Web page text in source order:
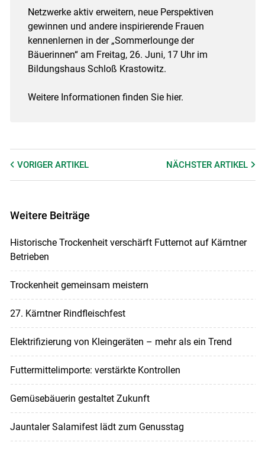
Netzwerke aktiv erweitern, neue Perspektiven
gewinnen und andere inspirierende Frauen
kennenlernen in der „Sommerlounge der
Bäuerinnen“ am Freitag, 26. Juni, 17 Uhr im
Bildungshaus Schloß Krastowitz.
Weitere Informationen finden Sie hier.
VORIGER ARTIKEL NÄCHSTERARTIKEL
Weitere Beiträge
Historische Trockenheit verschärft Futternot auf Kärntner
Betrieben
Trockenheit gemeinsam meistern
27. Kärntner Rindfleischfest
Elektrifizierung von Kleingeräten – mehr als ein Trend
Futtermittelimporte: verstärkte Kontrollen
Gemüsebäuerin gestaltet Zukunft
Jauntaler Salamifest lädt zum Genusstag